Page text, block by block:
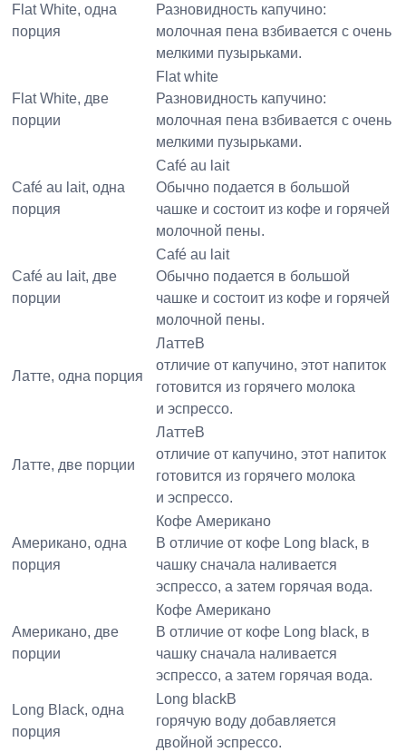
Flat White, одна
порция
Разновидность капучино:
молочная пена взбивается с очень
мелкими пузырьками.
Flat White, две
порции
Flat white
Разновидность капучино:
молочная пена взбивается с очень
мелкими пузырьками.
Café au lait, одна
порция
Café au lait
Обычно подается в большой
чашке и состоит из кофе и горячей
молочной пены.
Café au lait, две
порции
Café au lait
Обычно подается в большой
чашке и состоит из кофе и горячей
молочной пены.
Латте, одна порция
ЛаттеВ
отличие от капучино, этот напиток
готовится из горячего молока
и эспрессо.
Латте, две порции
ЛаттеВ
отличие от капучино, этот напиток
готовится из горячего молока
и эспрессо.
Американо, одна
порция
Кофе Американо
В отличие от кофе Long black, в
чашку сначала наливается
эспрессо, а затем горячая вода.
Американо, две
порции
Кофе Американо
В отличие от кофе Long black, в
чашку сначала наливается
эспрессо, а затем горячая вода.
Long Black, одна
порция
Long blackВ
горячую воду добавляется
двойной эспрессо.